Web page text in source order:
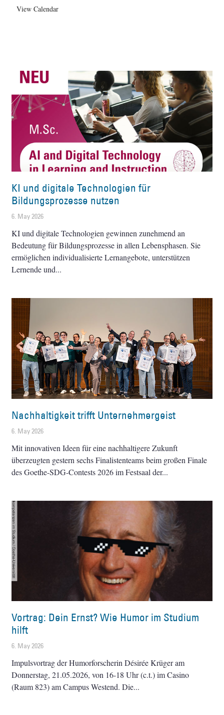
View Calendar
KI und digitale Technologien für
Bildungsprozesse nutzen
6. May 2026
KI und digitale Technologien gewinnen zunehmend an
Bedeutung für Bildungsprozesse in allen Lebensphasen. Sie
ermöglichen individualisierte Lernangebote, unterstützen
Lernende und
Nachhaltigkeit trifft Unternehmergeist
6. May 2026
Mit innovativen Ideen für eine nachhaltigere Zukunft
überzeugten gestern sechs Finalistenteams beim großen Finale
des Goethe-SDG-Contests 2026 im Festsaal der
Vortrag: Dein Ernst? Wie Humor im Studium
hilft
6. May 2026
Impulsvortrag der Humorforscherin Désirée Krüger am
Donnerstag, 21.05.2026, von 16-18 Uhr (c.t.) im Casino
(Raum 823) am Campus Westend. Die